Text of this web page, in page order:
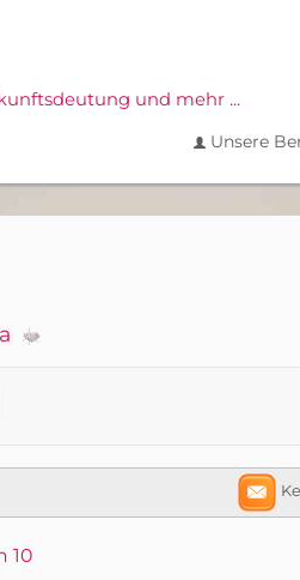
und mehr ...
Unsere
10